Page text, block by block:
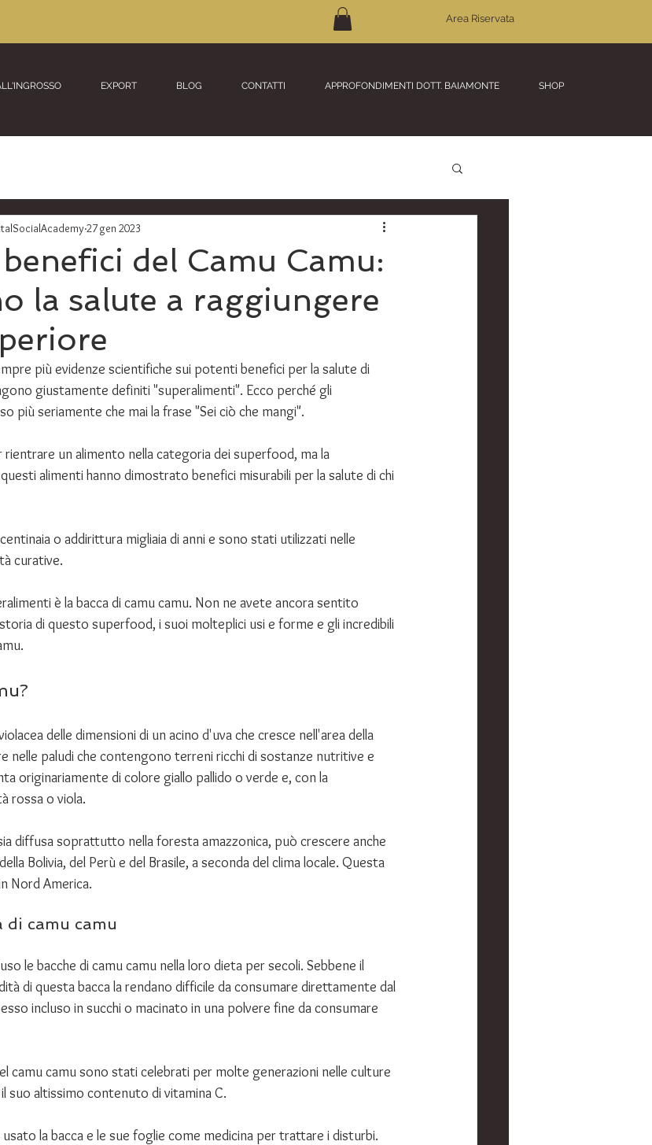
EXPORT BLOG CONTATTI APPROFONDIMENTI DOTT. BAIAMONTE SHOP
Area Riservata
del Camu Camu:
la salute a raggiungere
27 gen 2023
più evidenze scientifiche sui potenti benefici per la salute di
giustamente definiti "superalimenti". Ecco perché gli
più seriamente che mai la frase "Sei ciò che mangi".
un alimento nella categoria dei superfood, ma la
alimenti hanno dimostrato benefici misurabili per la salute di chi
o addirittura migliaia di anni e sono stati utilizzati nelle
curative.
è la bacca di camu camu. Non ne avete ancora sentito
di questo superfood, i suoi molteplici usi e forme e gli incredibili
delle dimensioni di un acino d'uva che cresce nell'area della
nelle paludi che contengono terreni ricchi di sostanze nutritive e
originariamente di colore giallo pallido o verde e, con la
rossa o viola.
diffusa soprattutto nella foresta amazzonica, può crescere anche
Bolivia, del Perù e del Brasile, a seconda del clima locale. Questa
Nord America.
di camu camu
le bacche di camu camu nella loro dieta per secoli. Sebbene il
di questa bacca la rendano difficile da consumare direttamente dal
incluso in succhi o macinato in una polvere fine da consumare
camu camu sono stati celebrati per molte generazioni nelle culture
suo altissimo contenuto di vitamina C.
usato la bacca e le sue foglie come medicina per trattare i disturbi.